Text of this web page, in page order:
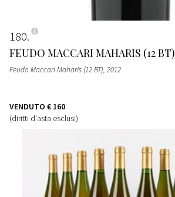
180
FEUDO MACCARI MAHARIS (12 BT)
Feudo Maccari Maharis (12 BT), 2012
VENDUTO € 160
(diritti d'asta esclusi)